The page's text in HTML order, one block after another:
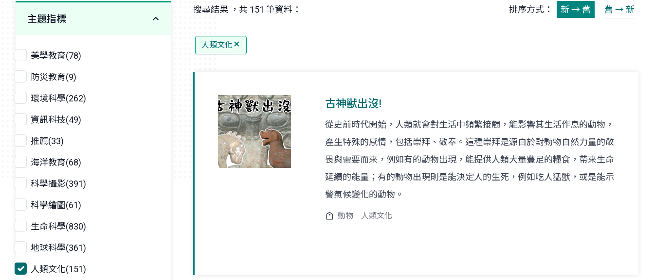
主題指標
美學教育(78)
防災教育(9)
環境科學(262)
資訊科技(49)
推薦(33)
海洋教育(68)
科學攝影(391)
科學繪圖(61)
生命科學(830)
地球科學(361)
人類文化(151)
搜尋結果 ，共 151 筆資料： 排序方式： 新 → 舊 舊 → 新
人類文化
古神獸出沒!
從史前時代開始，人類就會對生活中頻繁接觸，能影響其生活作息的動物，
產生特殊的感情，包括崇拜、敬奉。這種崇拜是源自於對動物自然力量的敬
畏與需要而來，例如有的動物出現，能提供人類大量豐足的糧食，帶來生命
延續的能量；有的動物出現則是能決定人的生死，例如吃人猛獸，或是能示
警氣候變化的動物。
動物 人類文化